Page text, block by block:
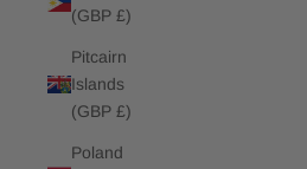
(GBP £)
Pitcairn
Islands
(GBP £)
Poland